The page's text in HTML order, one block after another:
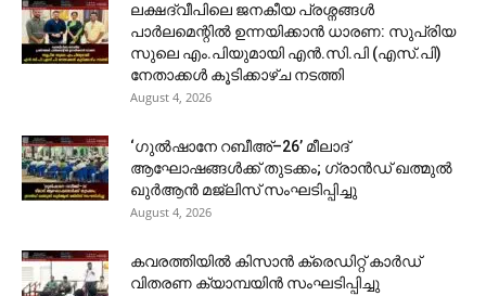
ലക്ഷദ്വീപിലെ ജനകീയ പ്രശ്നങ്ങൾ
പാർലമെന്റിൽ ഉന്നയിക്കാൻ ധാരണ: സുപ്രിയ
സുലെ എം.പിയുമായി എൻ.സി.പി (എസ്.പി)
നേതാക്കൾ കൂടിക്കാഴ്ച നടത്തി
August 4, 2026
‘ഗുൽഷാനേ റബീഅ്–26’ മീലാദ്
ആഘോഷങ്ങൾക്ക് തുടക്കം; ഗ്രാൻഡ് ഖത്മുൽ
ഖുർആൻ മജ്‌ലിസ് സംഘടിപ്പിച്ചു
August 4, 2026
കവരത്തിയിൽ കിസാൻ ക്രെഡിറ്റ് കാർഡ്
വിതരണ ക്യാമ്പയിൻ സംഘടിപ്പിച്ചു